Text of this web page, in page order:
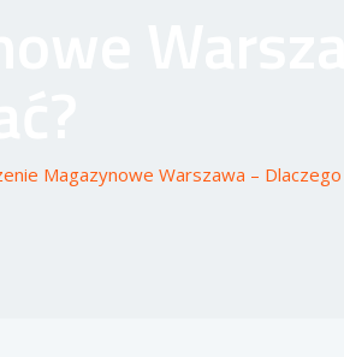
Magazynowe Warszawa –